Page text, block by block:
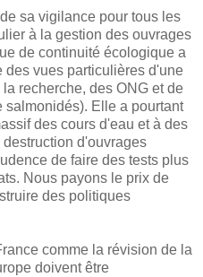
sa vigilance pour tous les
à la gestion des ouvrages
de continuité écologique a
des vues particulières d'une
recherche, des ONG et de
salmonidés). Elle a pourtant
des cours d'eau et à des
d'ouvrages
de faire des tests plus
Nous payons le prix de
des politiques
comme la révision de la
doivent être